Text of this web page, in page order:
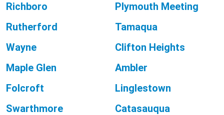
Richboro
Plymouth Meeting
Rutherford
Tamaqua
Wayne
Clifton Heights
Maple Glen
Ambler
Folcroft
Linglestown
Swarthmore
Catasauqua